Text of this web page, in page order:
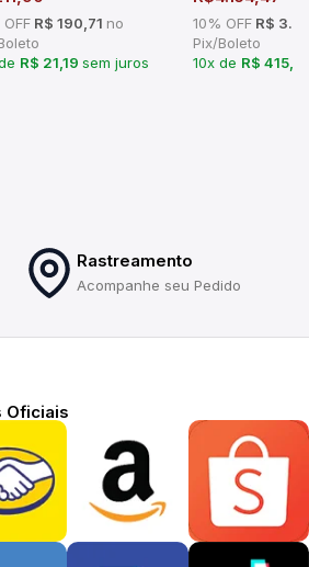
R$ 190,71 no
R$ 21,19 sem juros
10% OFFR$
Pix/Boleto
10x de R$
Rastreamento
Acompanhe seu Pedido
Oficiais